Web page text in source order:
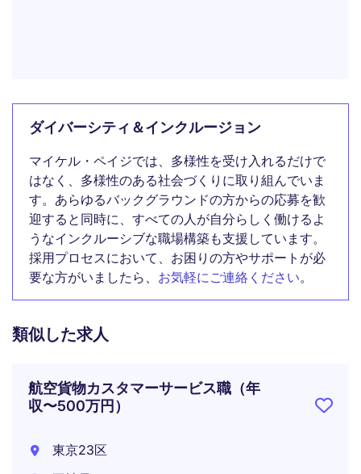
ダイバーシティ＆インクルージョン
マイケル・ペイジでは、多様性を受け入れるだけで
はなく、多様性のある社会づくりに取り組んでいま
す。あらゆるバックグラウンドの方からの応募を歓
迎すると同時に、すべての人が自分らしく働けるよ
うなインクルーシブな職場構築も支援しています。
採用プロセスにおいて、お困りの方やサポートが必
要な方がいましたら、 お気軽にご連絡ください。
類似した求人
航空貨物カスタマーサービス職（年
収〜500万円）
東京23区